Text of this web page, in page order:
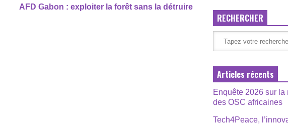
AFD Gabon : exploiter la forêt sans la détruire
RECHERCHER
Articles récents
Enquête 2026 sur
des OSC africaines
Tech4Peace,